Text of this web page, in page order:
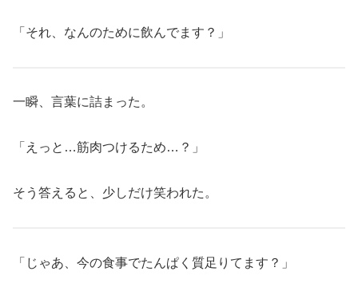
「それ、なんのために飲んでます？」
一瞬、言葉に詰まった。
「えっと…筋肉つけるため…？」
そう答えると、少しだけ笑われた。
「じゃあ、今の食事でたんぱく質足りてます？」